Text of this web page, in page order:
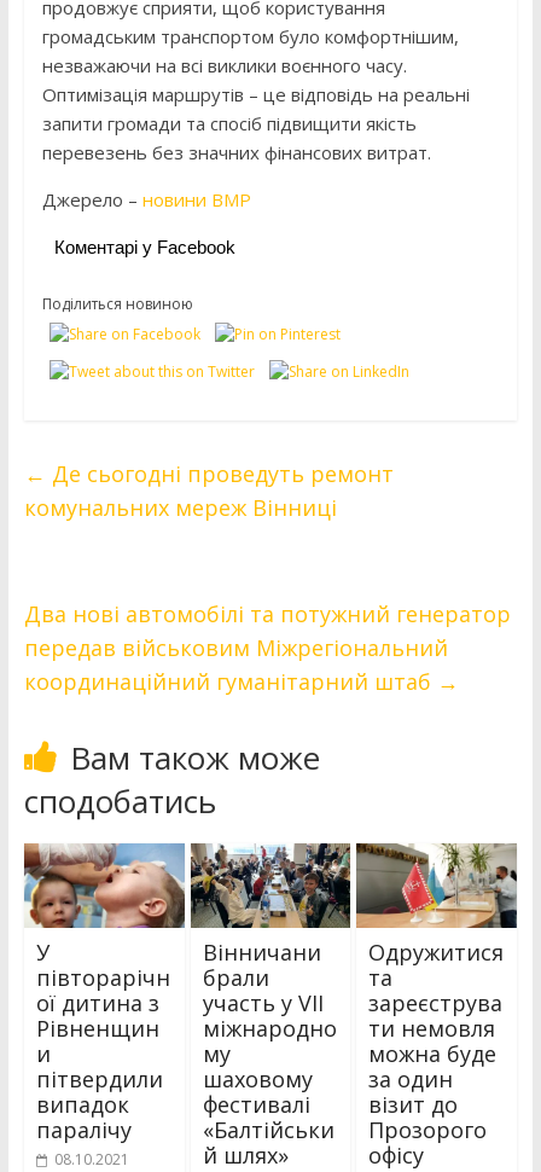
продовжує сприяти, щоб користування
громадським транспортом було комфортнішим,
незважаючи на всі виклики воєнного часу.
Оптимізація маршрутів – це відповідь на реальні
запити громади та спосіб підвищити якість
перевезень без значних фінансових витрат.
Джерело – новини ВМР
Коментарі у Facebook
Поділиться новиною
← Де сьогодні проведуть ремонт
комунальних мереж Вінниці
Два нові автомобілі та потужний генератор
передав військовим Міжрегіональний
координаційний гуманітарний штаб →
Вам також може
сподобатись
У
півторарічн
ої дитина з
Рівненщин
и
пітвердили
випадок
паралічу
08.10.2021
Вінничани
брали
участь у VII
міжнародно
му
шаховому
фестивалі
«Балтійськи
й шлях»
Одружитися
та
зареєструва
ти немовля
можна буде
за один
візит до
Прозорого
офісу